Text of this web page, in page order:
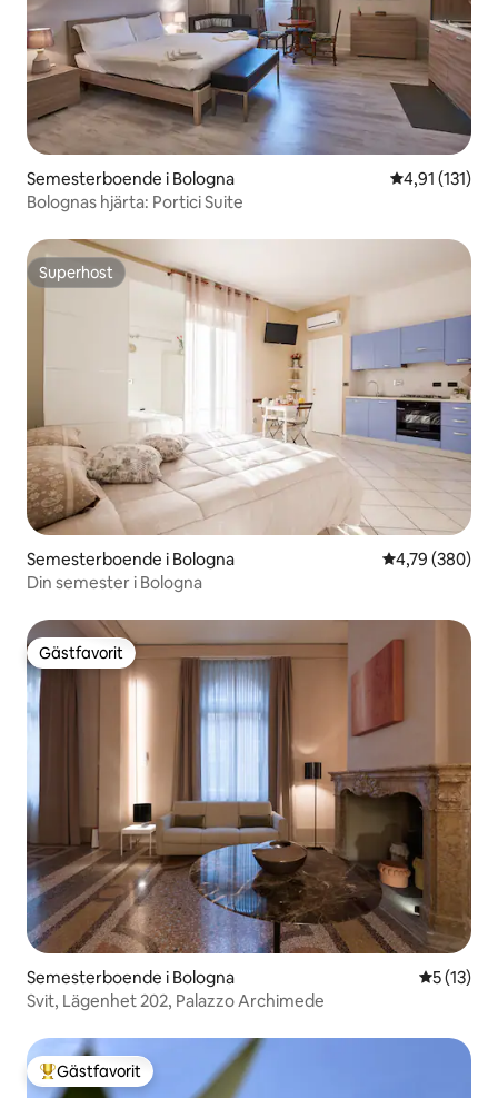
Semesterboende i Bologna 4,91 av 5 i
4,91 (131)
Bolognas hjärta: Portici Suite
Superhost
Superhost
Semesterboende i Bologna 4,79 av 5 i
4,79 (380)
Din semester i Bologna
Gästfavorit
Gästfavorit
Semesterboende i Bologna 5 av 5 i
5 (13)
Svit, Lägenhet 202, Palazzo Archimede
Populär gästfavorit
Gästfavorit